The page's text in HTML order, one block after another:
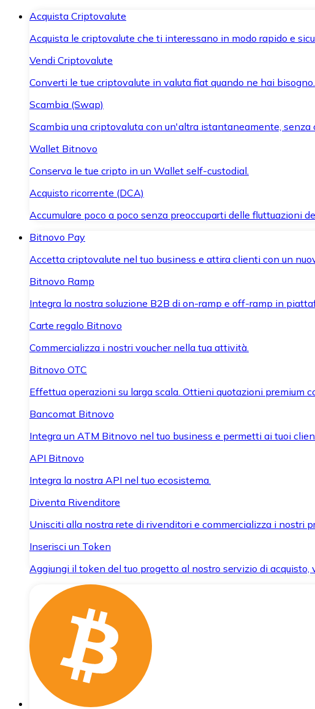
Acquista Criptovalute
Acquista le criptovalute che ti interessano in modo rapido e
Vendi Criptovalute
Converti le tue criptovalute in valuta fiat quando ne hai bisogno.
Scambia (Swap)
Scambia una criptovaluta con un'altra istantaneamente, senza
Wallet Bitnovo
Conserva le tue cripto in un Wallet self-custodial.
Acquisto ricorrente (DCA)
Accumulare poco a poco senza preoccuparti delle fluttuazioni
Bitnovo Pay
Accetta criptovalute nel tuo business e attira clienti con un
Bitnovo Ramp
Integra la nostra soluzione B2B di on-ramp e off-ramp in
Carte regalo Bitnovo
Commercializza i nostri voucher nella tua attività.
Bitnovo OTC
Effettua operazioni su larga scala. Ottieni quotazioni premium
Bancomat Bitnovo
Integra un ATM Bitnovo nel tuo business e permetti ai tuoi
API Bitnovo
Integra la nostra API nel tuo ecosistema.
Diventa Rivenditore
Unisciti alla nostra rete di rivenditori e commercializza i nostri
Inserisci un Token
Aggiungi il token del tuo progetto al nostro servizio di acquisto,